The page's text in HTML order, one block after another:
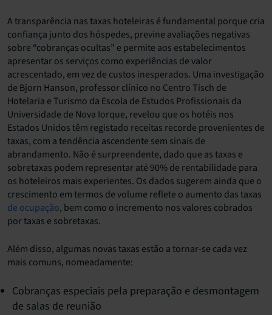
A transparência nas taxas hoteleiras é fundamental porque cria
confiança junto dos hóspedes, previne avaliações negativas
sobre “cobranças ocultas” e permite aos estabelecimentos
apresentar os serviços como experiências de valor
acrescentado, em vez de custos inesperados. Uma investigação
de Bjorn Hanson, professor clínico no Centro Tisch de
Hotelaria e Turismo da Escola de Estudos Profissionais da
Universidade de Nova Iorque, revelou que os hotéis nos
Estados Unidos têm registado receitas recorde provenientes de
taxas, com a tendência ascendente sem sinais de
abrandamento. Não é surpreendente, dado que as taxas e
sobretaxas podem representar até 90% de rentabilidade para
os hoteleiros mais experientes. Os dados sugerem ainda que o
crescimento em termos de volume reflete o aumento das taxas
de ocupação, bem como o incremento nos valores cobrados
por taxas e sobretaxas.
Além disso, algumas novas taxas estão a tornar-se cada vez
mais comuns, nomeadamente:
Cobranças especiais pela preparação e desmontagem
de salas de reunião